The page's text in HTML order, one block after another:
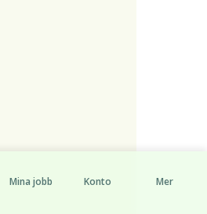
Mina jobb Konto Mer